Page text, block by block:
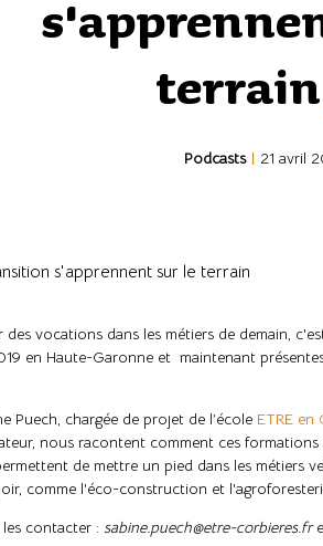
terrain
Podcasts| 21 avril
s'apprennent sur le terrain
des vocations dans les métiers de demain,
en Haute-Garonne et maintenant
Puech, chargée de projet de l’école ETRE en
nous racontent comment ces formations
de mettre un pied dans les métiers
comme l'éco-construction et
contacter : sabine.puech@etre-corbieres.fr